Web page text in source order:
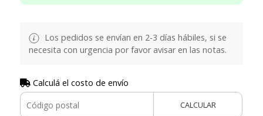
Los pedidos se envían en 2-3 días hábiles, si se
necesita con urgencia por favor avisar en las notas.
Calculá el costo de envío
CALCULAR